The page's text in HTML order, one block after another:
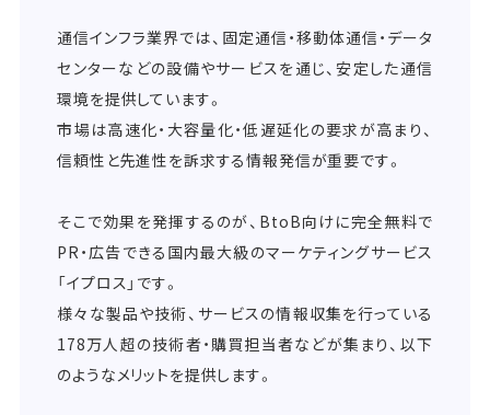
通信インフラ業界では、固定通信・移動体通信・データ
センターなどの設備やサービスを通じ、安定した通信
環境を提供しています。
市場は高速化・大容量化・低遅延化の要求が高まり、
信頼性と先進性を訴求する情報発信が重要です。
そこで効果を発揮するのが、BtoB向けに完全無料で
PR・広告できる国内最大級のマーケティングサービス
「イプロス」です。
様々な製品や技術、サービスの情報収集を行っている
178万人超の技術者・購買担当者などが集まり、以下
のようなメリットを提供します。